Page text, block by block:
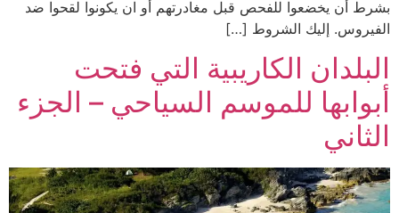
بشرط أن يخضعوا للفحص قبل مغادرتهم أو ان يكونوا لقحوا ضد
الفيروس. إليك الشروط […]
البلدان الكاريبية التي فتحت
أبوابها للموسم السياحي – الجزء
الثاني